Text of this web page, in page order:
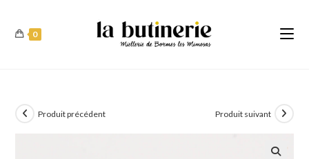
0
Produit précédent Produit suivant